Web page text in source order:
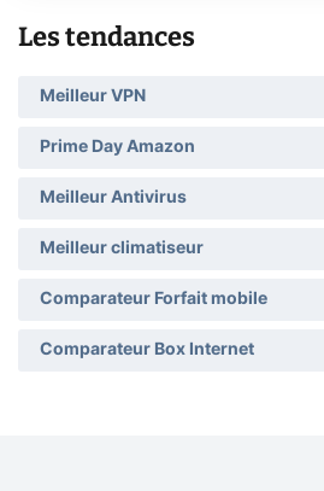
Les tendances
Meilleur VPN
Prime Day Amazon
Meilleur Antivirus
Meilleur climatiseur
Comparateur Forfait mobile
Comparateur Box Internet